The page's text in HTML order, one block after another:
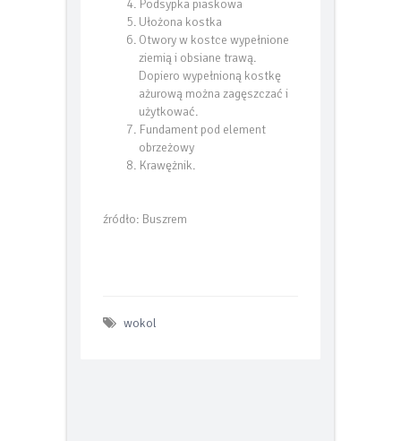
piaskową
Podsypka piaskowa
Ułożona kostka
Otwory w kostce wypełnione
ziemią i obsiane trawą.
Dopiero wypełnioną kostkę
ażurową można zagęszczać i
użytkować.
Fundament pod element
obrzeżowy